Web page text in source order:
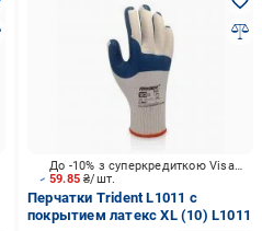
59.85₴/шт.
До -10% з суперкредиткою Visa Вигода
Перчатки Trident L1011 с
покрытием латекс XL (10) L1011